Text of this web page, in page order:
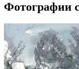
Фотографии